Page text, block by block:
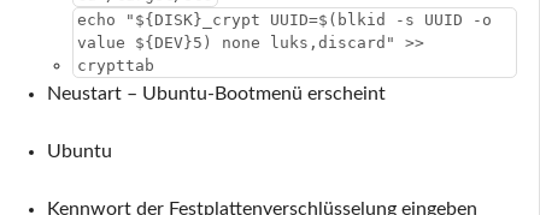
echo "${DISK}_crypt UUID=$(blkid -s UUID -o
value ${DEV}5) none luks,discard" >>
crypttab
Neustart – Ubuntu-Bootmenü erscheint
Ubuntu
Kennwort der Festplattenverschlüsselung eingeben